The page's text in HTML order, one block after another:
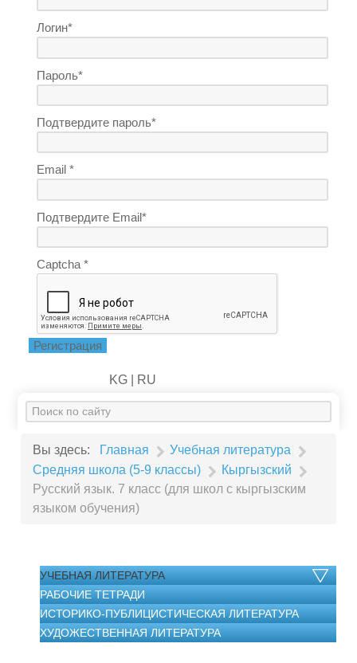
Логин*
Пароль*
Подтвердите пароль*
Email *
Подтвердите Email*
Captcha *
Регистрация
KG | RU
Искать...
Вы здесь: Главная
Учебная литература
Средняя школа (5-9 классы)
Кыргызский
Русский язык. 7 класс (для школ с кыргызским
языком обучения)
УЧЕБНАЯ ЛИТЕРАТУРА
РАБОЧИЕ ТЕТРАДИ
ИСТОРИКО-ПУБЛИЦИСТИЧЕСКАЯ ЛИТЕРАТУРА
ХУДОЖЕСТВЕННАЯ ЛИТЕРАТУРА